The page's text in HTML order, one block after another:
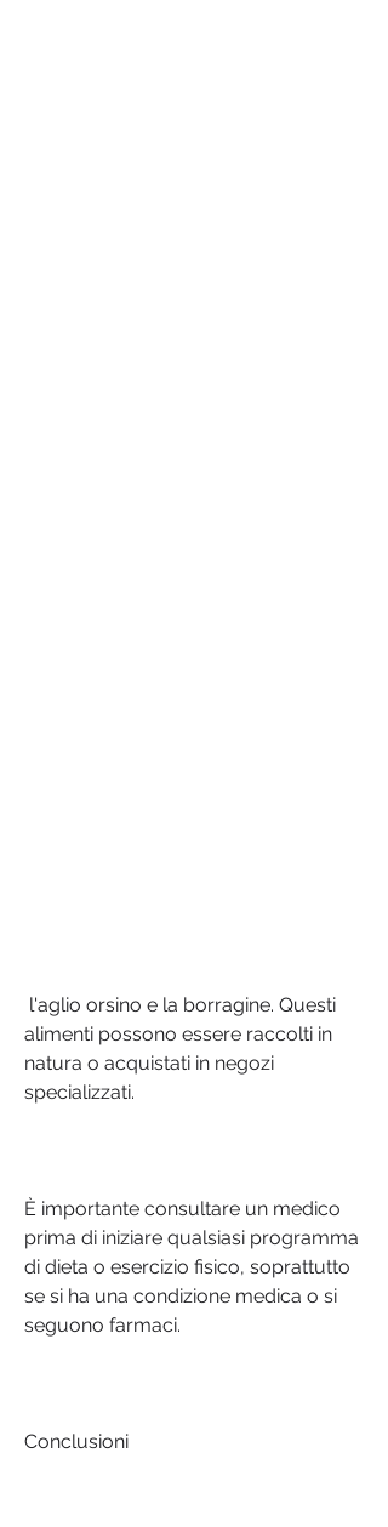
alimenti possono essere raccolti in
natura o acquistati in negozi
specializzati.
È importante consultare un medico
prima di iniziare qualsiasi programma
di dieta o esercizio fisico, soprattutto
se si ha una condizione medica o si
seguono farmaci.
Conclusioni